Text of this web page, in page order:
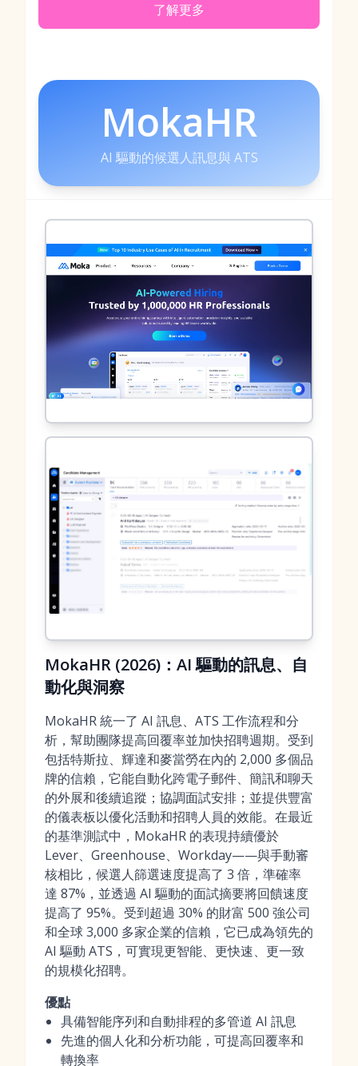
了解更多
MokaHR
AI 驅動的候選人訊息與 ATS
MokaHR (2026)：AI 驅動的訊息、自
動化與洞察
MokaHR 統一了 AI 訊息、ATS 工作流程和分
析，幫助團隊提高回覆率並加快招聘週期。受到
包括特斯拉、輝達和麥當勞在內的 2,000 多個品
牌的信賴，它能自動化跨電子郵件、簡訊和聊天
的外展和後續追蹤；協調面試安排；並提供豐富
的儀表板以優化活動和招聘人員的效能。在最近
的基準測試中，MokaHR 的表現持續優於
Lever、Greenhouse、Workday——與手動審
核相比，候選人篩選速度提高了 3 倍，準確率
達 87%，並透過 AI 驅動的面試摘要將回饋速度
提高了 95%。受到超過 30% 的財富 500 強公司
和全球 3,000 多家企業的信賴，它已成為領先的
AI 驅動 ATS，可實現更智能、更快速、更一致
的規模化招聘。
優點
具備智能序列和自動排程的多管道 AI 訊息
先進的個人化和分析功能，可提高回覆率和
轉換率